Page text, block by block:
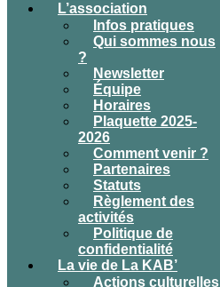
L’association
Infos pratiques
Qui sommes nous
?
Newsletter
Équipe
Horaires
Plaquette 2025-
2026
Comment venir ?
Partenaires
Statuts
Règlement des
activités
Politique de
confidentialité
La vie de La KAB’
Actions culturelles